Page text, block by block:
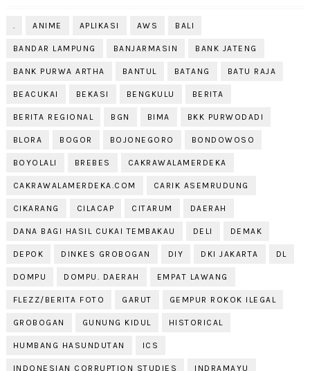
. ANIME APLIKASI AWS BALI
BANDAR LAMPUNG BANJARMASIN BANK JATENG
BANK PURWA ARTHA BANTUL BATANG BATU RAJA
BEACUKAI BEKASI BENGKULU BERITA
BERITA REGIONAL BGN BIMA BKK PURWODADI
BLORA BOGOR BOJONEGORO BONDOWOSO
BOYOLALI BREBES CAKRAWALAMERDEKA
CAKRAWALAMERDEKA.COM CARIK ASEMRUDUNG
CIKARANG CILACAP CITARUM DAERAH
DANA BAGI HASIL CUKAI TEMBAKAU DELI DEMAK
DEPOK DINKES GROBOGAN DIY DKI JAKARTA DL
DOMPU DOMPU. DAERAH EMPAT LAWANG
FLEZZ/BERITA FOTO GARUT GEMPUR ROKOK ILEGAL
GROBOGAN GUNUNG KIDUL HISTORICAL
HUMBANG HASUNDUTAN ICS
INDONESIAN CORRUPTION STUDIES INDRAMAYU